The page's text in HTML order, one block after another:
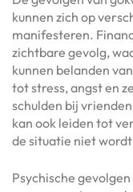
kunnen zich op
manifesteren.
zichtbare gevolg,
kunnen belanden
tot stress, angst en
schulden bij
kan ook leiden tot
de situatie niet
Psychische